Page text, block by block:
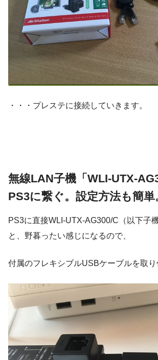
・・・プレステに接続していきます。
無線LAN子機「WLI-UTX-
PS3に繋ぐ。設定方法も簡単
PS3に直接WLI-UTX-AG300/C（以下子
と、野暮ったい感じになるので、
付属のフレキシブルUSBケーブルを取り